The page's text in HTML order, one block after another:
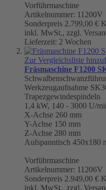
Vorführmaschine
Artikelnummer: 11200V
Sonderpreis 2.799,00 €
inkl. MwSt., zzgl.
Lieferzeit: 2 Wochen
Zur Vergleichsliste
Fräsmaschine F1200
Werkzeugaufnahme
Trapezgewindespindeln
1,4 kW, 140 - 3000 U/
X-Achse 260 mm
Y-Achse 150 mm
Z-Achse 280 mm
Aufspanntisch 450x180
Vorführmaschine
Artikelnummer: 11206V
Sonderpreis 2.949,00 €
inkl. MwSt., zzgl.